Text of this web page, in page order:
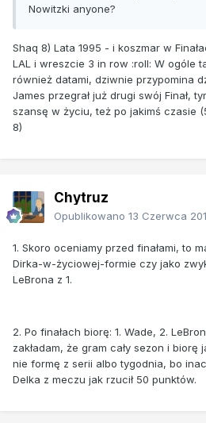
Nowitzki anyone?
Shaq 8) Lata 1995 - i koszmar w
LAL i wreszcie 3 in row :roll: W ogóle
również datami, dziwnie przypomina
James przegrał już drugi swój Finał,
szansę w życiu, też po jakimś czasie
8)
Chytruz
Opublikowano 13 Czerwca
1. Skoro oceniamy przed finałami, to
Dirka-w-życiowej-formie czy jako
LeBrona z 1.
2. Po finałach biorę: 1. Wade, 2.
zakładam, że gram cały sezon i
nie formę z serii albo tygodnia, bo
Delka z meczu jak rzucił 50 punktów.